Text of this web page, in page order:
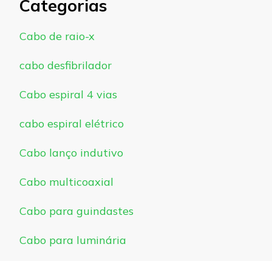
Categorias
Cabo de raio-x
cabo desfibrilador
Cabo espiral 4 vias
cabo espiral elétrico
Cabo lanço indutivo
Cabo multicoaxial
Cabo para guindastes
Cabo para luminária